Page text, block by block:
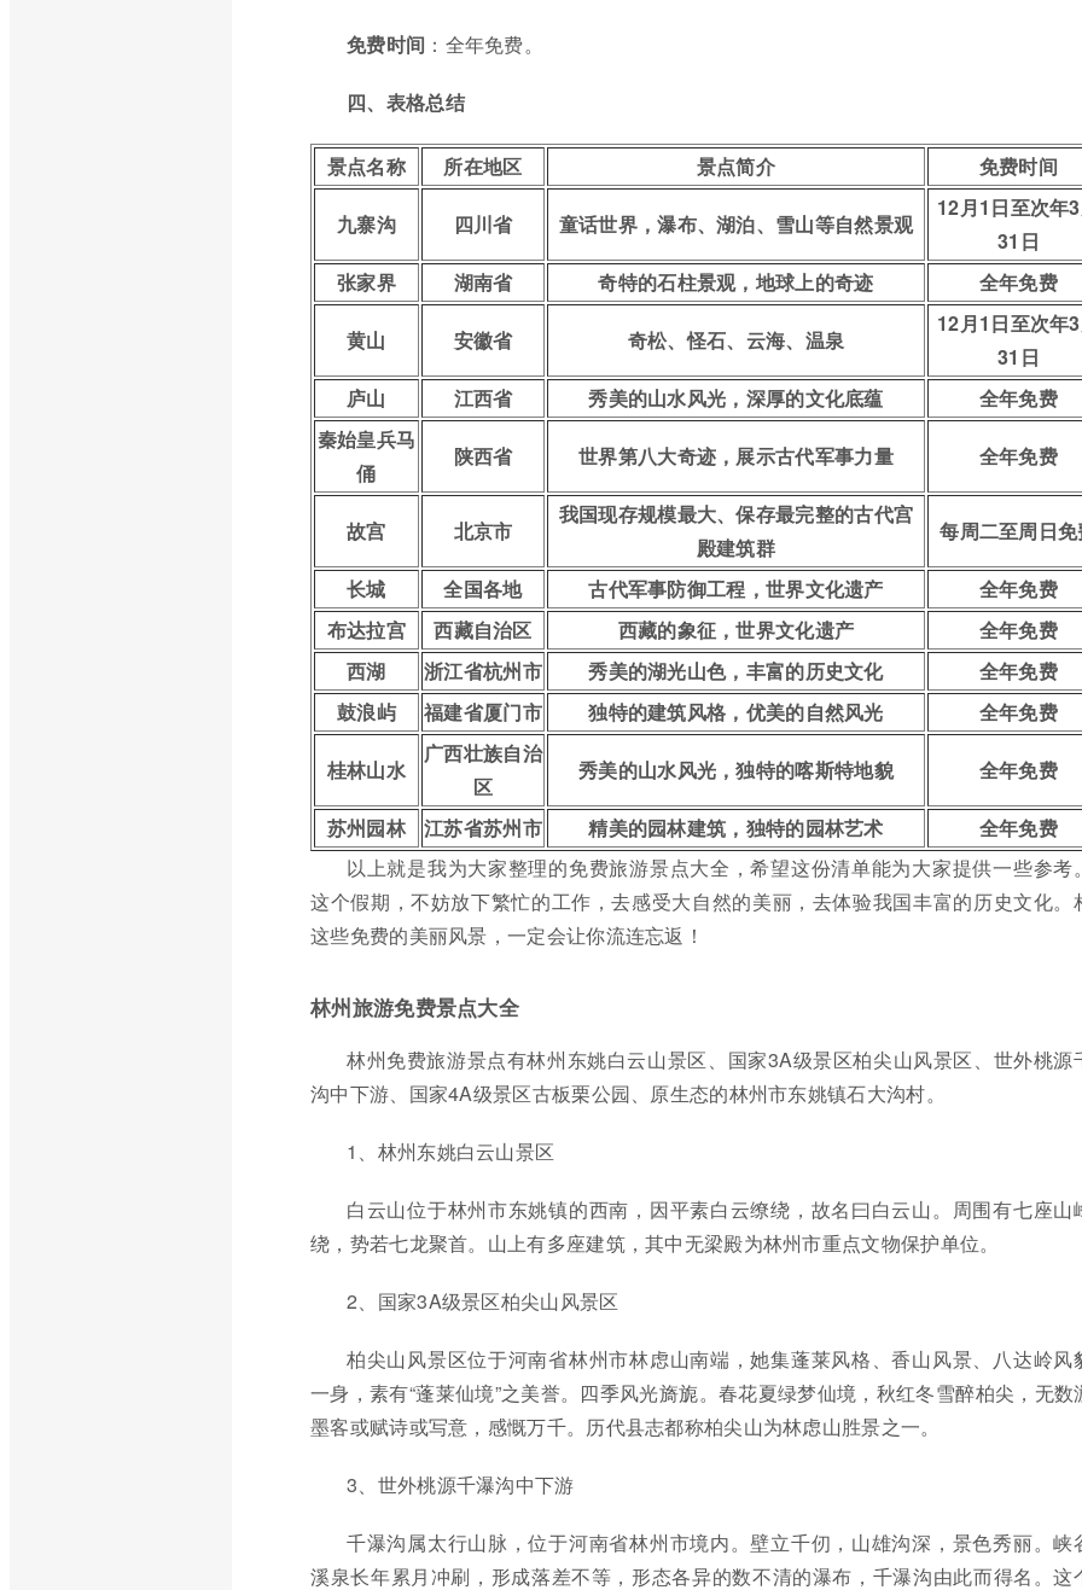
免费时间 ：全年免费。
四、表格总结
景点名称 所在地区 景点简介 免费时间
九寨沟 四川省 童话世界，瀑布、湖泊、雪山等自然景观
12月1日至次年
31日
张家界
湖南省 奇特的石柱景观，地球上的奇迹 全年免费
黄山 安徽省 奇松、怪石、云海、温泉
12月1日至次年
31日
庐山
江西省 秀美的山水风光，深厚的文化底蕴
全年免费
秦始皇兵马
俑
陕西省 世界第八大奇迹，展示古代军事力量 全年免费
故宫 北京市
我国现存规模最大、保存最完整的古代宫
殿建筑群
每周二至周日免
长城 全国各地 古代军事防御工程，世界文化遗产
全年免费
布达拉宫
西藏自治区 西藏的象征，世界文化遗产
全年免费
西湖
浙江省杭州市 秀美的湖光山色，丰富的历史文化
全年免费
鼓浪屿
福建省厦门市 独特的建筑风格，优美的自然风光 全年免费
桂林山水
广西壮族自治
区
秀美的山水风光，独特的喀斯特地貌 全年免费
苏州园林 江苏省苏州市 精美的园林建筑，独特的园林艺术
全年免费
以上就是我为大家整理的免费旅游景点大全，希望这份清单能为大家提供一些参考
这个假期，不妨放下繁忙的工作，去感受大自然的美丽，去体验我国丰富的历史文化。
这些免费的美丽风景，一定会让你流连忘返！
林州旅游免费景点大全
林州免费旅游景点有林州东姚白云山景区、国家3A级景区柏尖山风景区、世外桃源
沟中下游、国家4A级景区古板栗公园、原生态的林州市东姚镇石大沟村。
1、林州东姚白云山景区
白云山位于林州市东姚镇的西南，因平素白云缭绕，故名曰白云山。周围有七座山
绕，势若七龙聚首。山上有多座建筑，其中无梁殿为林州市重点文物保护单位。
2、国家3A级景区柏尖山风景区
柏尖山风景区位于河南省林州市林虑山南端，她集蓬莱风格、香山风景、八达岭风
一身，素有“蓬莱仙境”之美誉。四季风光旖旎。春花夏绿梦仙境，秋红冬雪醉柏尖，无数
墨客或赋诗或写意，感慨万千。历代县志都称柏尖山为林虑山胜景之一。
3、世外桃源千瀑沟中下游
千瀑沟属太行山脉，位于河南省林州市境内。壁立千仞，山雄沟深，景色秀丽。峡
溪泉长年累月冲刷，形成落差不等，形态各异的数不清的瀑布，千瀑沟由此而得名。这